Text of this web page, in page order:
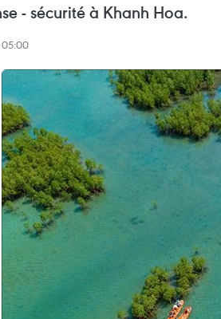
- sécurité à Khanh Hoa.